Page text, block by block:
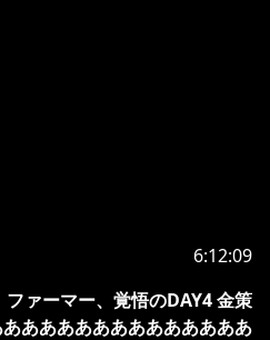
6:12:09
ファーマー、覚悟のDAY4 金策
あああああああああああああ